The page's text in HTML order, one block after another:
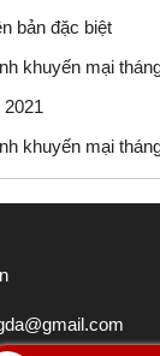
bản đặc biệt
khuyến mại
khuyến mại